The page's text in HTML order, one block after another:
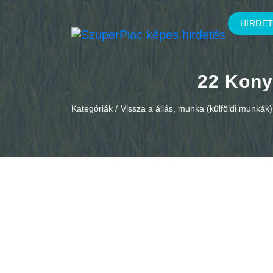
22
Kategóriák / Vissza a állás, munka (külföldi